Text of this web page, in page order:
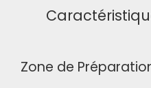
Zone de